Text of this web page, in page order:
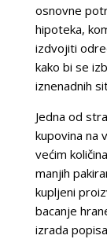
osnovne
hipoteka,
izdvojiti
kako bi se
iznenadnih
Jedna od
kupovina na
većim
manjih
kupljeni
bacanje
izrada